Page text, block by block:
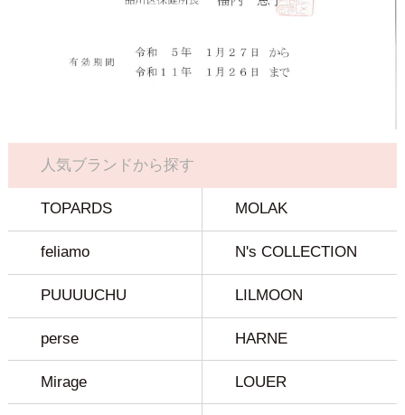
人気ブランドから探す
TOPARDS MOLAK
feliamo N's COLLECTION
PUUUUCHU LILMOON
perse HARNE
Mirage LOUER